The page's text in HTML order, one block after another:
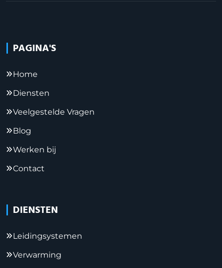
PAGINA'S
Home
Diensten
Veelgestelde Vragen
Blog
Werken bij
Contact
DIENSTEN
Leidingsystemen
Verwarming